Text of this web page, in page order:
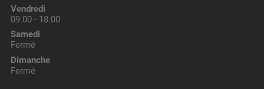
Vendredi
09:00 - 18:00
Samedi
Fermé
Dimanche
Fermé